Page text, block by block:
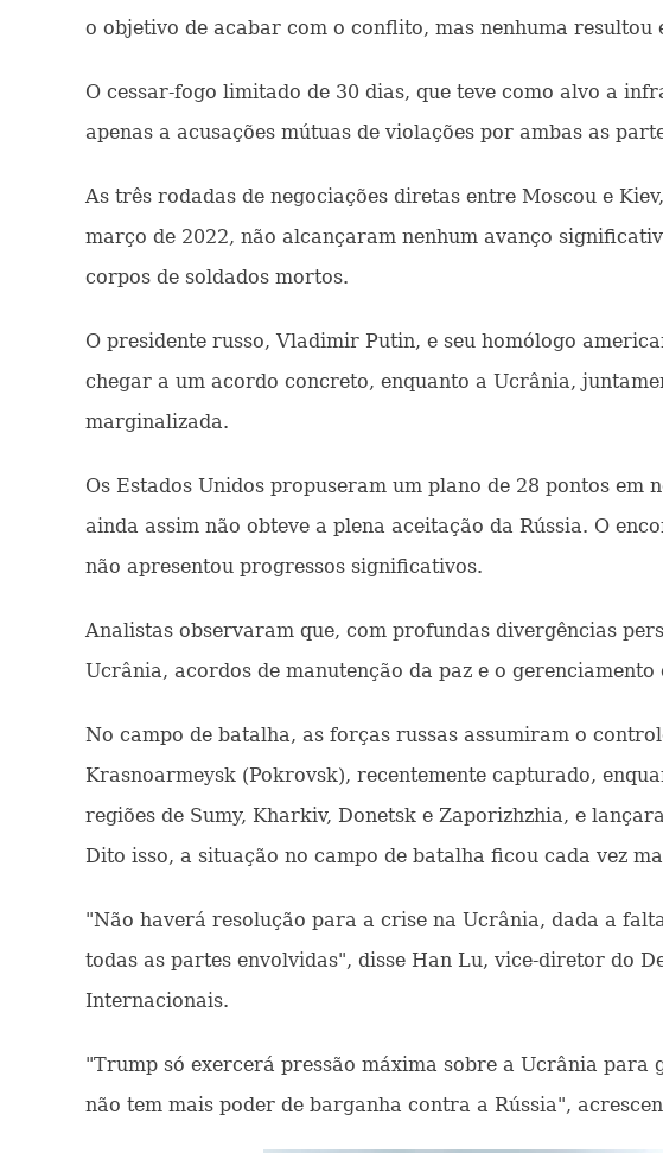
o objetivo de acabar com o conflito, mas nenhuma
O cessar-fogo limitado de 30 dias, que teve como alvo a
apenas a acusações mútuas de violações por ambas as
As três rodadas de negociações diretas entre Moscou e
março de 2022, não alcançaram nenhum avanço
corpos de soldados mortos.
O presidente russo, Vladimir Putin, e seu homólogo
chegar a um acordo concreto, enquanto a Ucrânia,
marginalizada.
Os Estados Unidos propuseram um plano de 28 pontos
ainda assim não obteve a plena aceitação da Rússia. O
não apresentou progressos significativos.
Analistas observaram que, com profundas divergências
Ucrânia, acordos de manutenção da paz e o
No campo de batalha, as forças russas assumiram o
Krasnoarmeysk (Pokrovsk), recentemente capturado,
regiões de Sumy, Kharkiv, Donetsk e Zaporizhzhia, e
Dito isso, a situação no campo de batalha ficou cada vez
"Não haverá resolução para a crise na Ucrânia, dada a
todas as partes envolvidas", disse Han Lu, vice-diretor do
Internacionais.
"Trump só exercerá pressão máxima sobre a Ucrânia para
não tem mais poder de barganha contra a Rússia",